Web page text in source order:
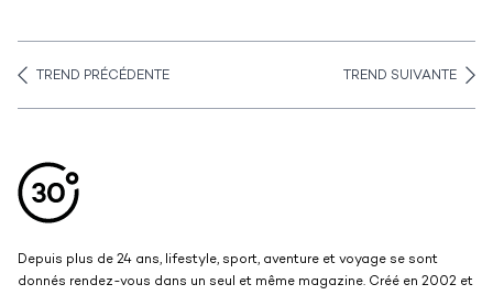
TREND PRÉCÉDENTE TREND SUIVANTE
Depuis plus de 24 ans, lifestyle, sport, aventure et voyage se sont
donnés rendez-vous dans un seul et même magazine. Créé en 2002 et